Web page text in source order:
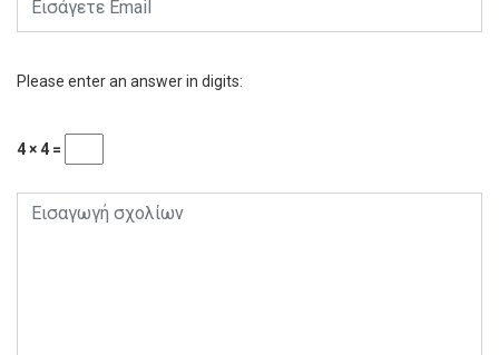
Please enter an answer in digits:
4 × 4 =